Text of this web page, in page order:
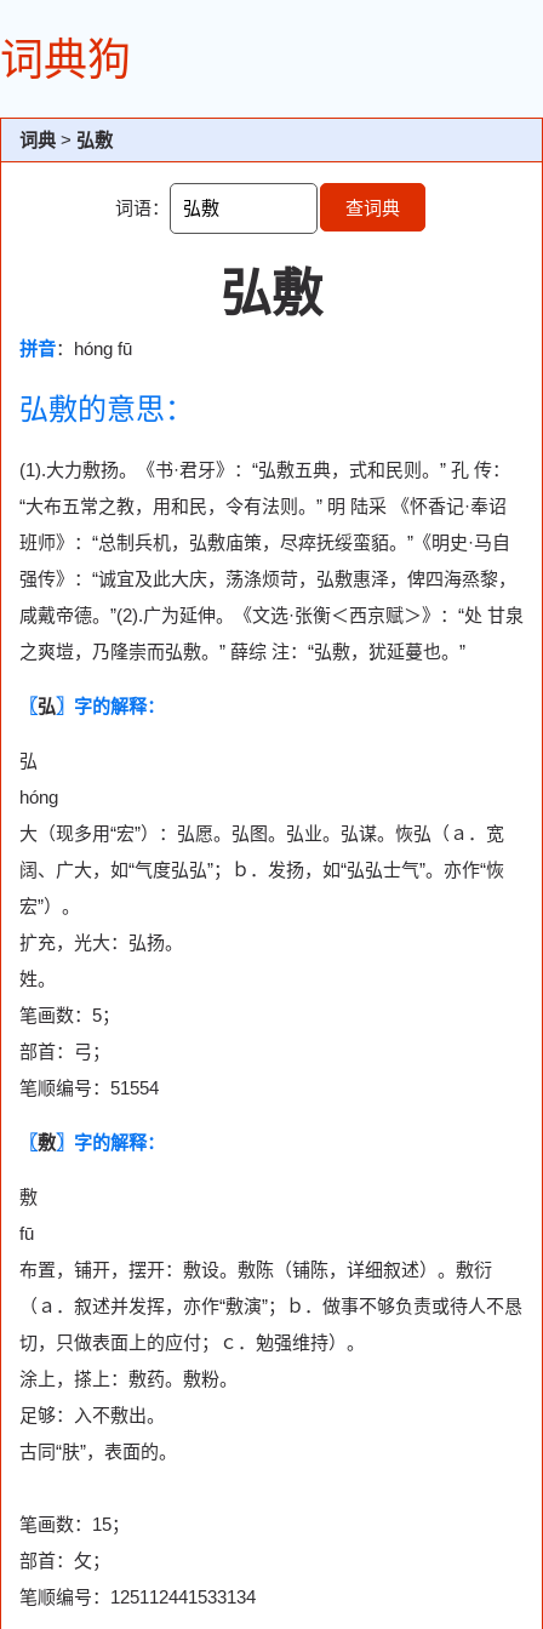
词典狗
词典 > 弘敷
词语： 查词典
弘敷
拼音：hóng fū
弘敷的意思：
(1).大力敷扬。《书·君牙》：“弘敷五典，式和民则。” 孔 传：
“大布五常之教，用和民，令有法则。” 明 陆采 《怀香记·奉诏
班师》：“总制兵机，弘敷庙策，尽瘁抚绥蛮貊。”《明史·马自
强传》：“诚宜及此大庆，荡涤烦苛，弘敷惠泽，俾四海烝黎，
咸戴帝德。”(2).广为延伸。《文选·张衡＜西京赋＞》：“处 甘泉
之爽塏，乃隆崇而弘敷。” 薛综 注：“弘敷，犹延蔓也。”
〖弘〗字的解释：
弘
hóng
大（现多用“宏”）：弘愿。弘图。弘业。弘谋。恢弘（ａ．宽
阔、广大，如“气度弘弘”；ｂ．发扬，如“弘弘士气”。亦作“恢
宏”）。
扩充，光大：弘扬。
姓。
笔画数：5；
部首：弓；
笔顺编号：51554
〖敷〗字的解释：
敷
fū
布置，铺开，摆开：敷设。敷陈（铺陈，详细叙述）。敷衍
（ａ．叙述并发挥，亦作“敷演”；ｂ．做事不够负责或待人不恳
切，只做表面上的应付；ｃ．勉强维持）。
涂上，搽上：敷药。敷粉。
足够：入不敷出。
古同“肤”，表面的。
笔画数：15；
部首：攵；
笔顺编号：125112441533134